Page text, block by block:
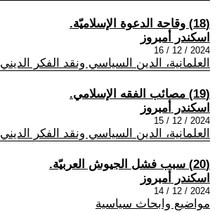
(18) وقاحة الدعوة الإسلاميّة.
اسكندر أمبروز
2024 / 12 / 16
العلمانية، الدين السياسي ونقد الفكر الديني
(19) مصائب الفقه الإسلامي.
اسكندر أمبروز
2024 / 12 / 15
العلمانية، الدين السياسي ونقد الفكر الديني
(20) سبب فشل الجيوش العربيّة.
اسكندر أمبروز
2024 / 12 / 14
مواضيع وابحاث سياسية